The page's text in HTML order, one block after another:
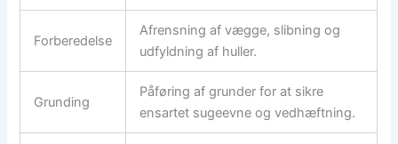
Forberedelse
Afrensning af vægge, slibning og
udfyldning af huller.
Grunding
Påføring af grunder for at sikre
ensartet sugeevne og vedhæftning.